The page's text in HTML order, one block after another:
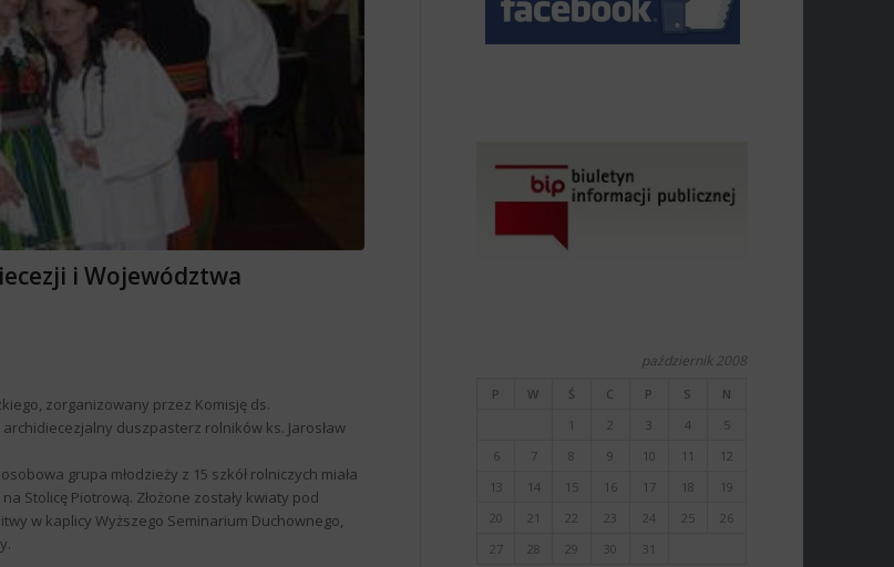
i Województwa
zorganizowany przez Komisję ds.
duszpasterz rolników ks. Jarosław
grupa młodzieży z 15 szkół rolniczych miała
Stolicę Piotrową. Złożone zostały kwiaty pod
w kaplicy Wyższego Seminarium Duchownego,
październik 2008
P W Ś C P S
N
1
2 3 4
5
6
7 8 9 10 11
12
13
14 15 16 17 18
19
20
21 22 23 24 25
26
27
28 29 30 31